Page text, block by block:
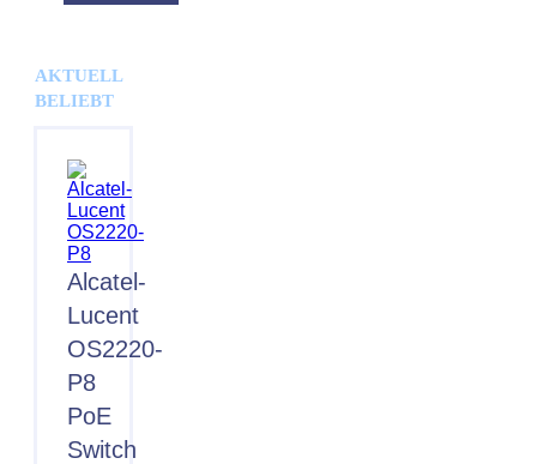
AKTUELL
BELIEBT
Alcatel-
Lucent
OS2220-
P8
PoE
Switch